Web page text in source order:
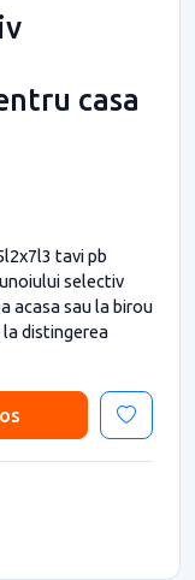
casa
tavi pb
selectiv
acasa sau la birou
distingerea